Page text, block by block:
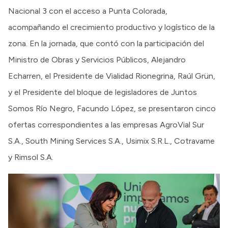
Nacional 3 con el acceso a Punta Colorada,
acompañando el crecimiento productivo y logístico de la
zona. En la jornada, que contó con la participación del
Ministro de Obras y Servicios Públicos, Alejandro
Echarren, el Presidente de Vialidad Rionegrina, Raúl Grün,
y el Presidente del bloque de legisladores de Juntos
Somos Río Negro, Facundo López, se presentaron cinco
ofertas correspondientes a las empresas AgroVial Sur
S.A., South Mining Services S.A., Usimix S.R.L., Cotravame
y Rimsol S.A.